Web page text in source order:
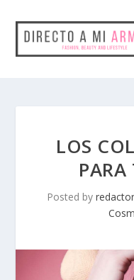
LOS
PARA
Posted by redactor